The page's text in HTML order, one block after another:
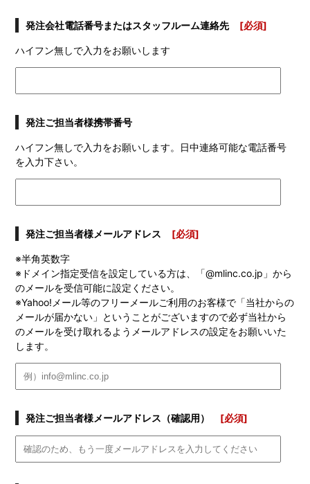
発注会社電話番号またはスタッフルーム連絡先 [必須]
ハイフン無しで入力をお願いします
発注ご担当者様携帯番号
ハイフン無しで入力をお願いします。日中連絡可能な電話番号
を入力下さい。
発注ご担当者様メールアドレス [必須]
※半角英数字
※ドメイン指定受信を設定している方は、「@mlinc.co.jp」から
のメールを受信可能に設定ください。
※Yahoo!メール等のフリーメールご利用のお客様で「当社からの
メールが届かない」ということがございますので必ず当社から
のメールを受け取れるようメールアドレスの設定をお願いいた
します。
発注ご担当者様メールアドレス（確認用） [必須]